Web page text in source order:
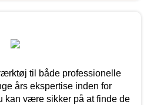
til både professionelle
års ekspertise inden for
kan være sikker på at finde de